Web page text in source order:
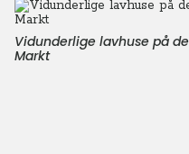
Vidunderlige lavhuse på
Markt